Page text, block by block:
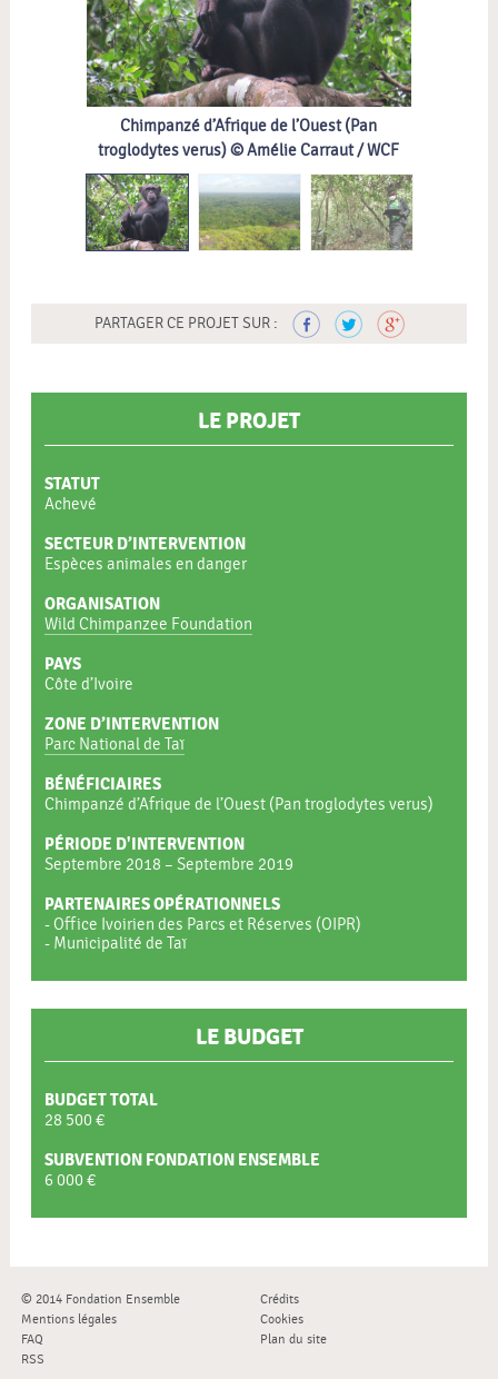
Chimpanzé d’Afrique de l’Ouest (Pan
troglodytes verus) © Amélie Carraut / WCF
PARTAGER CE PROJET SUR :
LE PROJET
STATUT
Achevé
SECTEUR D’INTERVENTION
Espèces animales en danger
ORGANISATION
Wild Chimpanzee Foundation
PAYS
Côte d’Ivoire
ZONE D’INTERVENTION
Parc National de Taï
BÉNÉFICIAIRES
Chimpanzé d’Afrique de l’Ouest (Pan troglodytes verus)
PÉRIODE D'INTERVENTION
Septembre 2018 – Septembre 2019
PARTENAIRES OPÉRATIONNELS
- Office Ivoirien des Parcs et Réserves (OIPR)
- Municipalité de Taï
LE BUDGET
BUDGET TOTAL
28 500 €
SUBVENTION FONDATION ENSEMBLE
6 000 €
© 2014 Fondation Ensemble
Crédits
Mentions légales
Cookies
FAQ
Plan du site
RSS